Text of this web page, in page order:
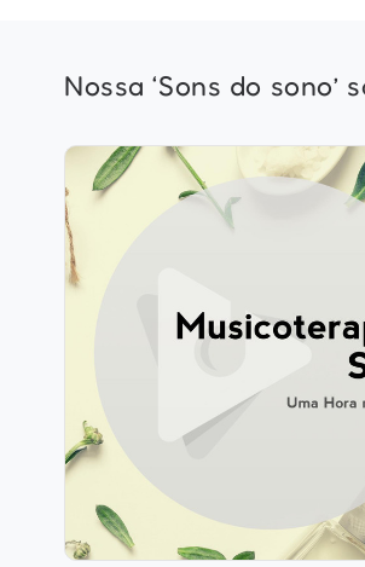
Nossa ‘Sons do sono’
Info